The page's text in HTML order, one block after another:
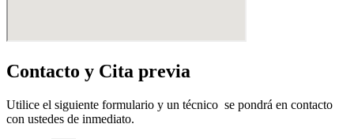
Contacto y Cita previa
Utilice el siguiente formulario y un técnico se pondrá en contacto
con ustedes de inmediato.